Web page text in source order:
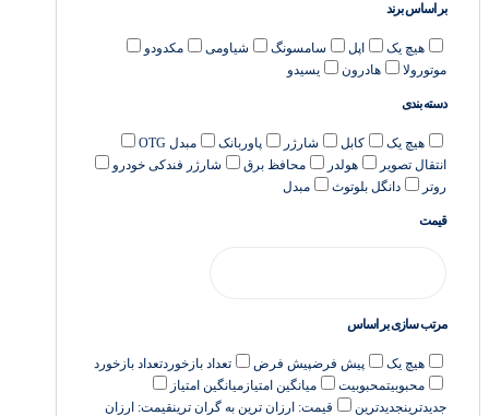
بر اساس برند
هیچ یک اپل سامسونگ شیاومی
مکدودو
موتورولا
هادرون یسیدو
دسته بندی
هیچ یک کابل شارژر پاوربانک
مبدل OTG
انتقال تصویر
هولدر محافظ برق
شارژر فندکی خودرو
روتر
دانگل بلوتوث مبدل
قیمت
مرتب سازی بر اساس
هیچ یک پیش فرضپیش فرض تعداد بازخوردتعداد بازخورد
محبوبیتمحبوبیت میانگین امتیاز میانگین امتیاز
جدیدترینجدیدترین قیمت: ارزان ترین به گران ترینقیمت: ارزان